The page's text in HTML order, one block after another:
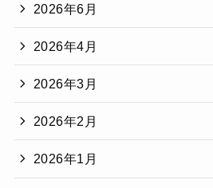
2026年6月
2026年4月
2026年3月
2026年2月
2026年1月